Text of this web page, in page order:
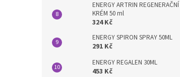
ENERGY ARTRIN REGENERAČNÍ
KRÉM 50 ml
324 Kč
ENERGY SPIRON SPRAY 50ML
291 Kč
ENERGY REGALEN 30ML
453 Kč